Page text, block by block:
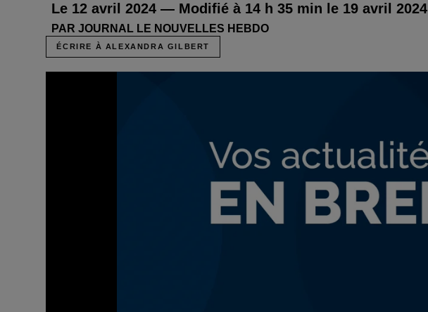
Le 12 avril 2024 — Modifié à 14 h 35 min le 19 avril 2024
PAR JOURNAL LE NOUVELLES HEBDO
ÉCRIRE À ALEXANDRA GILBERT